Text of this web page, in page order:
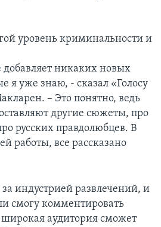
уровень криминальности и
никаких новых
я уже знаю, - сказал «Голосу
– Это понятно, ведь
другие сюжеты, про
русских правдолюбцев. В
работы, все рассказано
индустрией развлечений, и
смогу комментировать
аудитория сможет